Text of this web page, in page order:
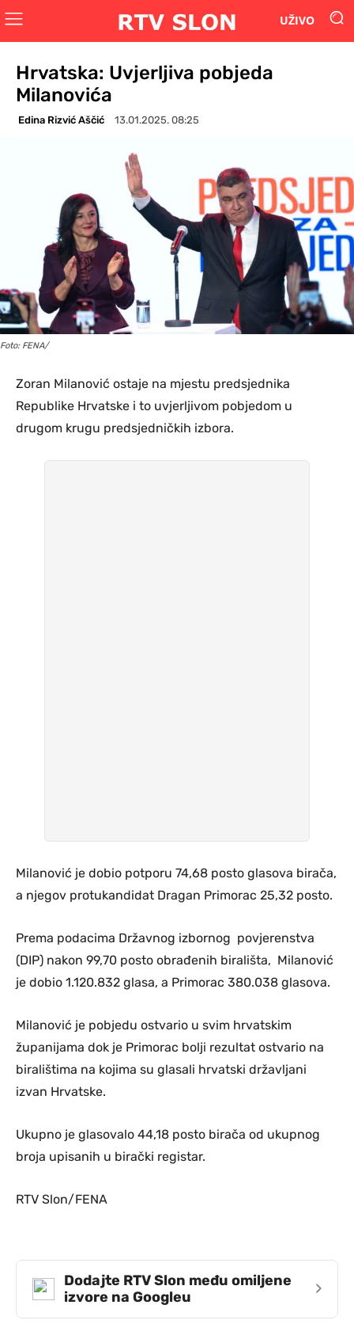
UŽIVO
Hrvatska: Uvjerljiva pobjeda
Milanovića
Edina Rizvić Aščić 13.01.2025. 08:25
Foto: FENA/
Zoran Milanović ostaje na mjestu predsjednika
Republike Hrvatske i to uvjerljivom pobjedom u
drugom krugu predsjedničkih izbora.
Milanović je dobio potporu 74,68 posto glasova birača,
a njegov protukandidat Dragan Primorac 25,32 posto.
Prema podacima Državnog izbornog povjerenstva
(DIP) nakon 99,70 posto obrađenih birališta, Milanović
je dobio 1.120.832 glasa, a Primorac 380.038 glasova.
Milanović je pobjedu ostvario u svim hrvatskim
županijama dok je Primorac bolji rezultat ostvario na
biralištima na kojima su glasali hrvatski državljani
izvan Hrvatske.
Ukupno je glasovalo 44,18 posto birača od ukupnog
broja upisanih u birački registar.
RTV Slon/FENA
Dodajte RTV Slon među omiljene
izvore na Googleu
›